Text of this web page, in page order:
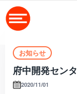
お知らせ
府中開発セン
2020/11/01